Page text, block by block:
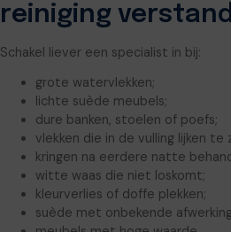
reiniging
Schakel liever een specialist in bij:
grote watervlekken;
lichte suède meubels;
dure banken, stoelen of poefs;
vlekken die in de vulling lijken te
kringen na eerdere natte
witte waas die niet loskomt;
kleurverlies of doffe plekken;
suède met onbekende